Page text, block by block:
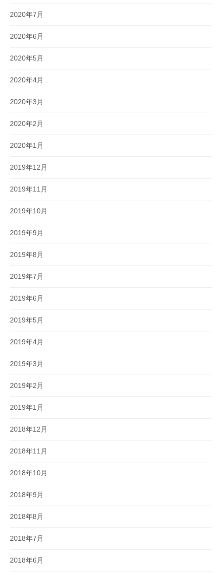
2020年7月
2020年6月
2020年5月
2020年4月
2020年3月
2020年2月
2020年1月
2019年12月
2019年11月
2019年10月
2019年9月
2019年8月
2019年7月
2019年6月
2019年5月
2019年4月
2019年3月
2019年2月
2019年1月
2018年12月
2018年11月
2018年10月
2018年9月
2018年8月
2018年7月
2018年6月